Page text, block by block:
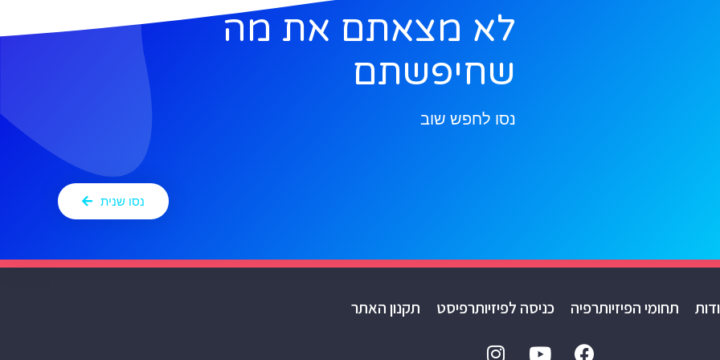
לא מצאתם את מה
שחיפשתם
נסו לחפש שוב
נסו שנית
תחומי הפיזיותרפיה כניסה לפיזיותרפיסט תקנון האתר